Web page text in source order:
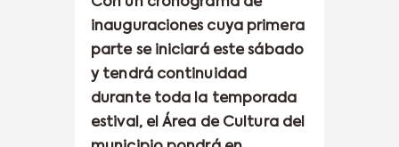
inauguraciones cuya primera
parte se iniciará este sábado
y tendrá continuidad
durante toda la temporada
estival, el Área de Cultura del